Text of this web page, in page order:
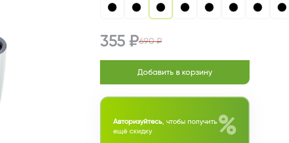
355 ₽690 ₽
Добавить в корзину
Авторизуйтесь , чтобы получить
ещё скидку
%